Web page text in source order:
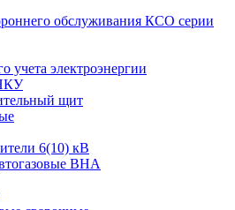
обслуживания КСО серии
учета электроэнергии
щит
6(10) кВ
ВНА